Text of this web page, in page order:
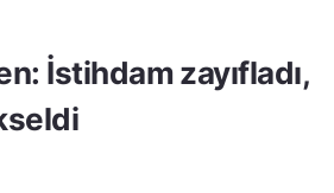
İstihdam zayıfladı,